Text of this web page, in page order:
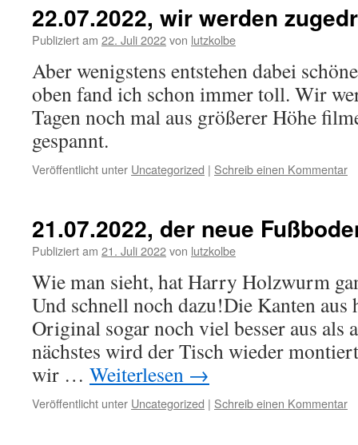
22.07.2022, wir werden
Publiziert am 22. Juli 2022von lutzkolbe
Aber wenigstens entstehen dabei
oben fand ich schon immer toll. Wir
Tagen noch mal aus größerer Höhe
gespannt.
Veröffentlicht unter Uncategorized | Schreib einen Kommentar
21.07.2022, der neue
Publiziert am 21. Juli 2022von lutzkolbe
Wie man sieht, hat Harry Holzwurm
Und schnell noch dazu!Die Kanten aus
Original sogar noch viel besser aus als
nächstes wird der Tisch wieder
wir … Weiterlesen →
Veröffentlicht unter Uncategorized | Schreib einen Kommentar